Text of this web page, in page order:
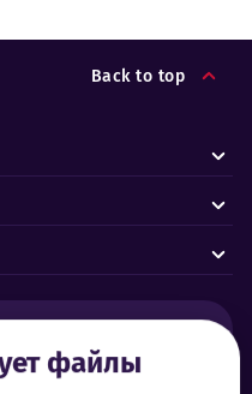
файлы
Back to top